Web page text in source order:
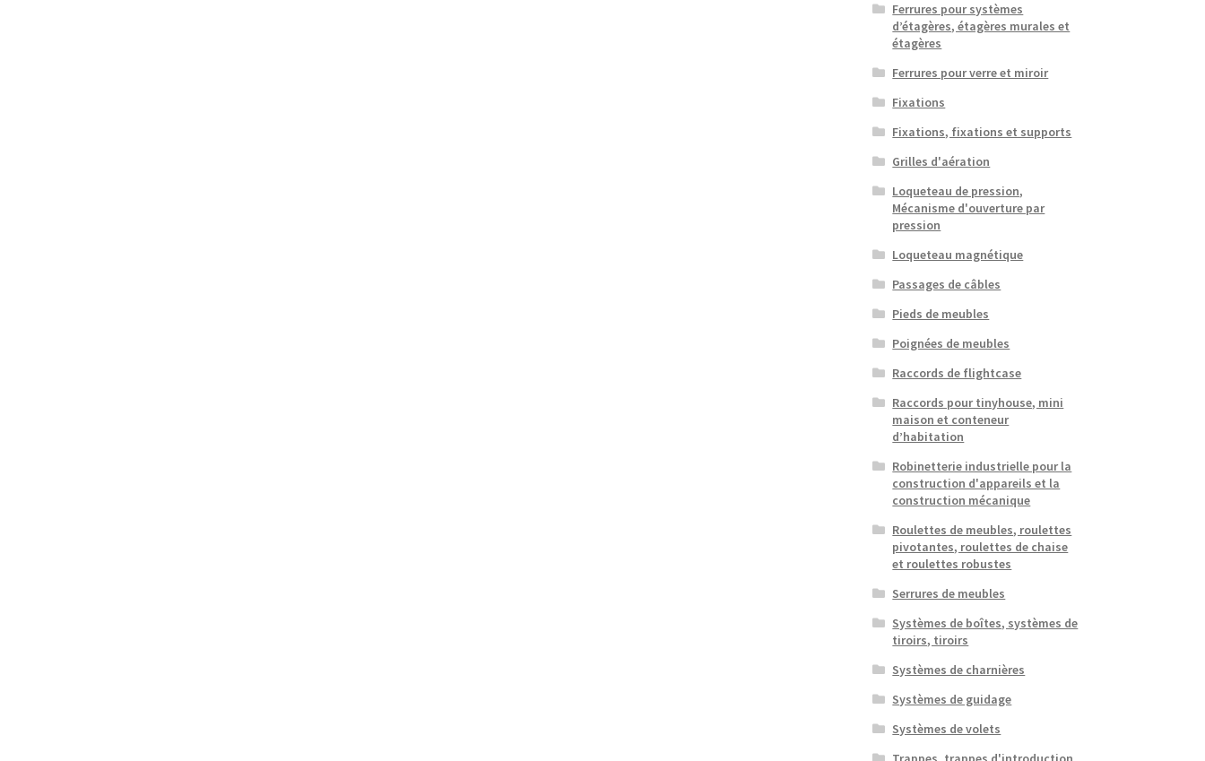
Ferrures pour systèmes
d’étagères, étagères murales et
étagères
Ferrures pour verre et miroir
Fixations
Fixations, fixations et supports
Grilles d'aération
Loqueteau de pression,
Mécanisme d'ouverture par
pression
Loqueteau magnétique
Passages de câbles
Pieds de meubles
Poignées de meubles
Raccords de flightcase
Raccords pour tinyhouse, mini
maison et conteneur
d’habitation
Robinetterie industrielle pour la
construction d'appareils et la
construction mécanique
Roulettes de meubles, roulettes
pivotantes, roulettes de chaise
et roulettes robustes
Serrures de meubles
Systèmes de boîtes, systèmes de
tiroirs, tiroirs
Systèmes de charnières
Systèmes de guidage
Systèmes de volets